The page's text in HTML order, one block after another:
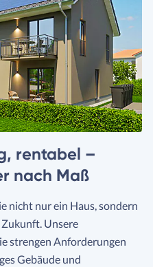
rentabel –
nach Maß
nicht nur ein Haus, sondern
Unsere
strengen Anforderungen
Gebäude und